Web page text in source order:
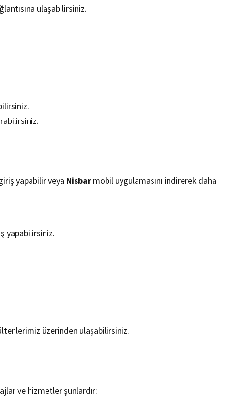
ulaşabilirsiniz.
yapabilir veya Nisbarmobil uygulamasını indirerek daha
yapabilirsiniz.
üzerinden ulaşabilirsiniz.
ve hizmetler şunlardır: